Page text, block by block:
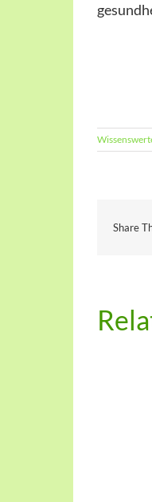
Share